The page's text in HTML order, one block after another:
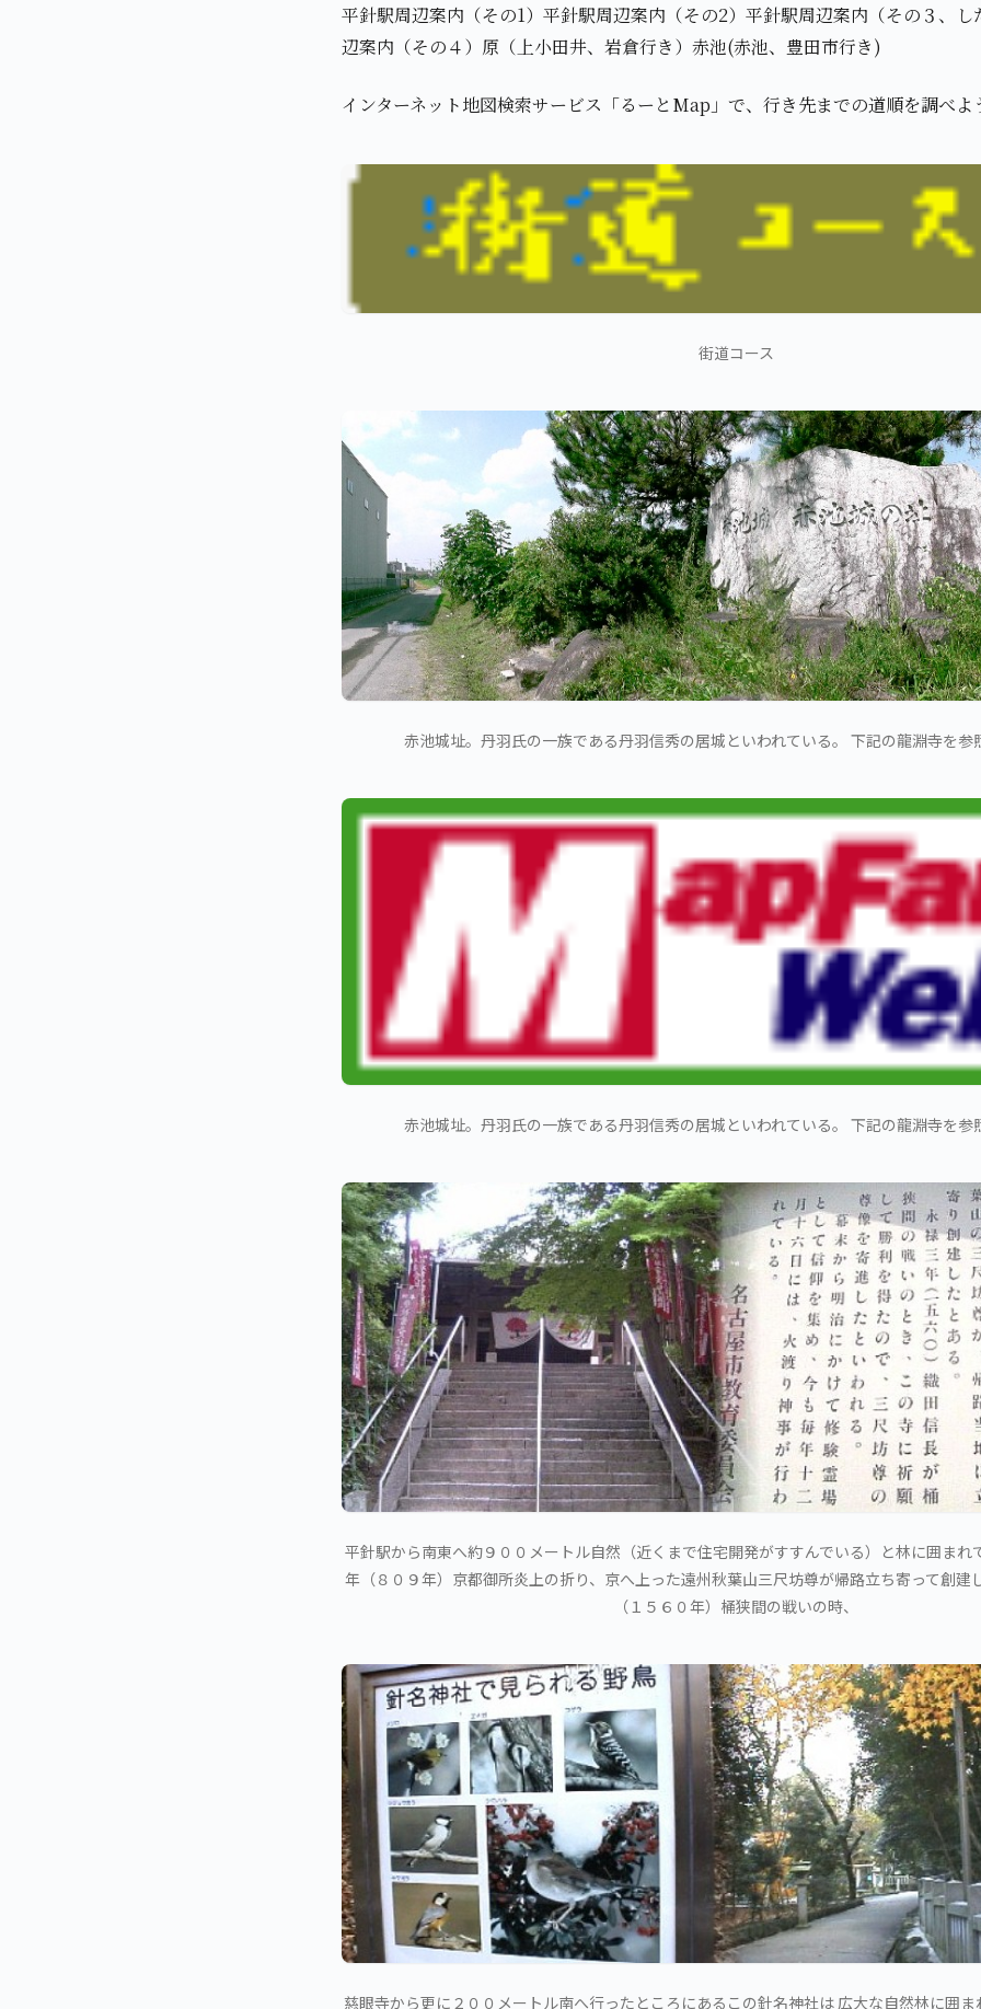
平針駅周辺案内（その1）平針駅周辺案内（その2）平針駅周辺案内（その３、し
辺案内（その４）原（上小田井、岩倉行き）赤池(赤池、豊田市行き)
インターネット地図検索サービス「るーとMap」で、行き先までの道順を調べよ
街道コース
赤池城址。丹羽氏の一族である丹羽信秀の居城といわれている。 下記の龍淵寺を参
赤池城址。丹羽氏の一族である丹羽信秀の居城といわれている。 下記の龍淵寺を参
平針駅から南東へ約９００メートル自然（近くまで住宅開発がすすんでいる）と林に囲まれ
年（８０９年）京都御所炎上の折り、京へ上った遠州秋葉山三尺坊尊が帰路立ち寄って創建
（１５６０年）桶狭間の戦いの時、
慈眼寺から更に２００メートル南へ行ったところにあるこの針名神社は 広大な自然林に囲